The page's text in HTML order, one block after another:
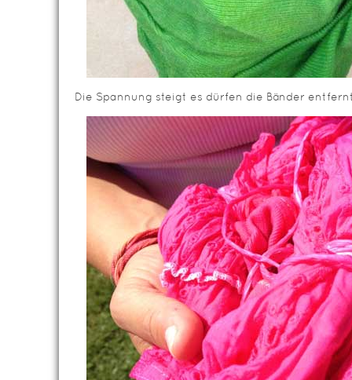
Die Spannung steigt es dürfen die Bänder